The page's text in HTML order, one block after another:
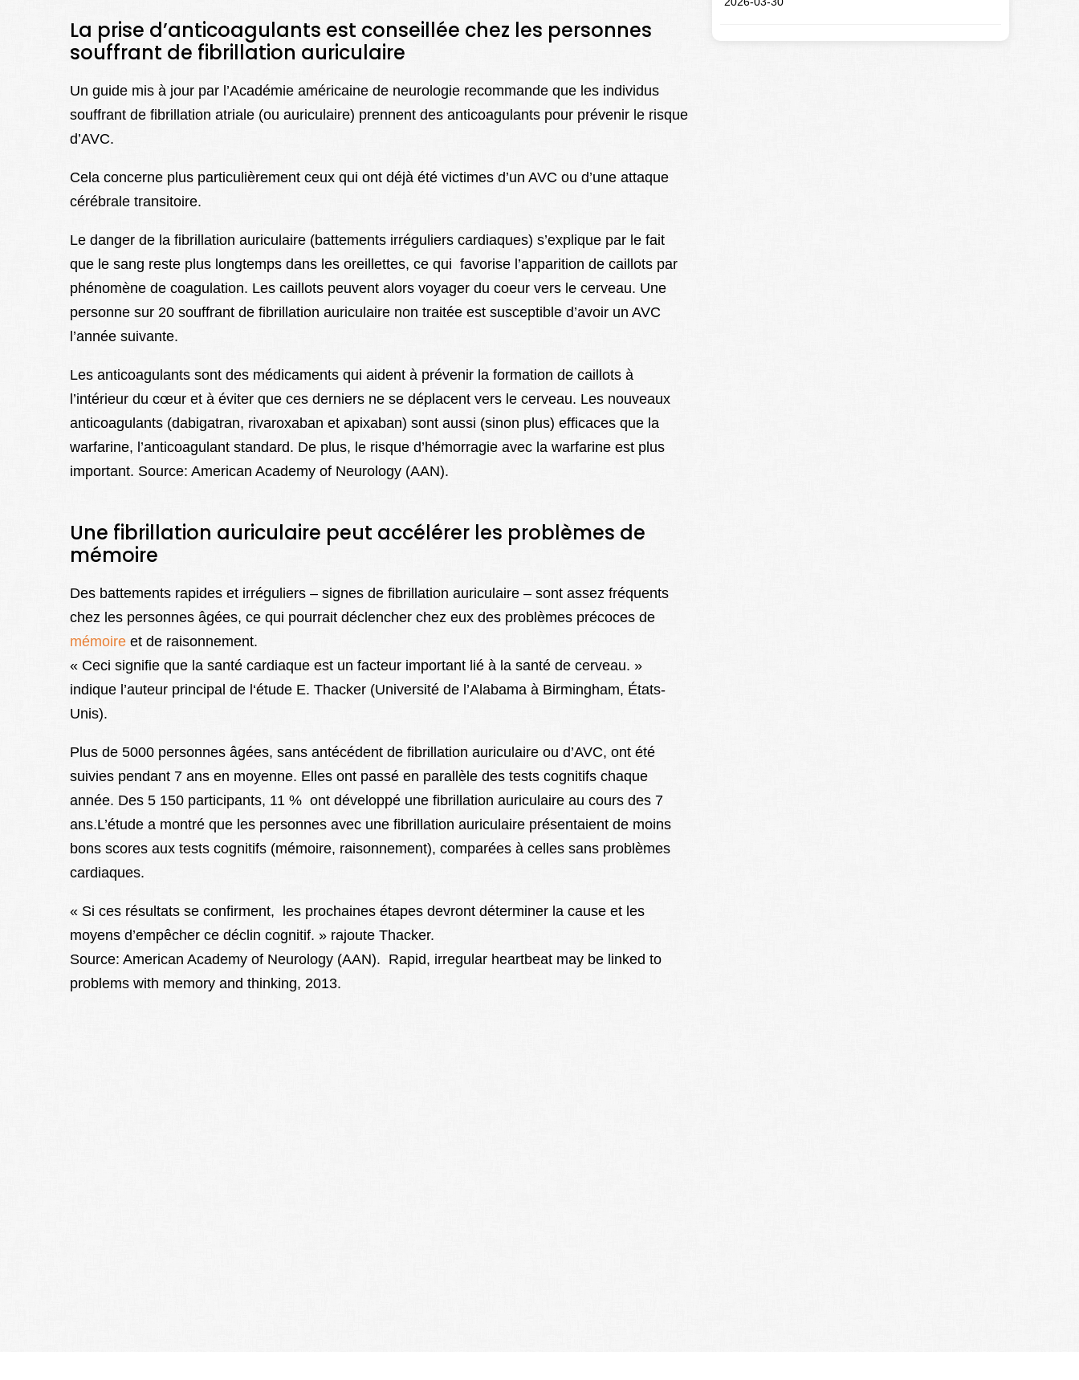
La prise d’anticoagulants est conseillée chez les personnes
souffrant de fibrillation auriculaire
Un guide mis à jour par l’Académie américaine de neurologie recommande que les individus
souffrant de fibrillation atriale (ou auriculaire) prennent des anticoagulants pour prévenir le risque
d’AVC.
Cela concerne plus particulièrement ceux qui ont déjà été victimes d’un AVC ou d’une attaque
cérébrale transitoire.
Le danger de la fibrillation auriculaire (battements irréguliers cardiaques) s’explique par le fait
que le sang reste plus longtemps dans les oreillettes, ce qui favorise l’apparition de caillots par
phénomène de coagulation. Les caillots peuvent alors voyager du coeur vers le cerveau. Une
personne sur 20 souffrant de fibrillation auriculaire non traitée est susceptible d’avoir un AVC
l’année suivante.
Les anticoagulants sont des médicaments qui aident à prévenir la formation de caillots à
l’intérieur du cœur et à éviter que ces derniers ne se déplacent vers le cerveau. Les nouveaux
anticoagulants (dabigatran, rivaroxaban et apixaban) sont aussi (sinon plus) efficaces que la
warfarine, l’anticoagulant standard. De plus, le risque d’hémorragie avec la warfarine est plus
important. Source: American Academy of Neurology (AAN).
Une fibrillation auriculaire peut accélérer les problèmes de
mémoire
Des battements rapides et irréguliers – signes de fibrillation auriculaire – sont assez fréquents
chez les personnes âgées, ce qui pourrait déclencher chez eux des problèmes précoces de
mémoire et de raisonnement.
« Ceci signifie que la santé cardiaque est un facteur important lié à la santé de cerveau. »
indique l’auteur principal de l‘étude E. Thacker (Université de l’Alabama à Birmingham, États-
Unis).
Plus de 5000 personnes âgées, sans antécédent de fibrillation auriculaire ou d’AVC, ont été
suivies pendant 7 ans en moyenne. Elles ont passé en parallèle des tests cognitifs chaque
année. Des 5 150 participants, 11 % ont développé une fibrillation auriculaire au cours des 7
ans.L’étude a montré que les personnes avec une fibrillation auriculaire présentaient de moins
bons scores aux tests cognitifs (mémoire, raisonnement), comparées à celles sans problèmes
cardiaques.
« Si ces résultats se confirment, les prochaines étapes devront déterminer la cause et les
moyens d’empêcher ce déclin cognitif. » rajoute Thacker.
Source: American Academy of Neurology (AAN). Rapid, irregular heartbeat may be linked to
problems with memory and thinking, 2013.